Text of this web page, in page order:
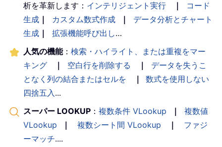
析を革新します： インテリジェント実行 ｜
コード
生成 ｜ カスタム数式作成 ｜
データ分析とチャート
生成 ｜ 拡張機能呼び出し…
人気の機能： 検索・ハイライト、または重複をマー
キング
｜ 空白行を削除する ｜
データを失うこ
となく列の結合またはセルを
｜
数式を使用しない
四捨五入...
スーパー LOOKUP ： 複数条件 VLookup ｜
複数値
VLookup
｜ 複数シート間 VLookup ｜
ファジ
ーマッチ....